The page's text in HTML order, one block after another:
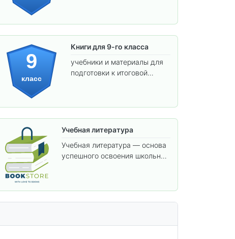
9
класс
Книги для 9-го класса
учебники и материалы для
подготовки к итоговой
Учебная литература
Учебная литература — основа
успешного освоения школьной